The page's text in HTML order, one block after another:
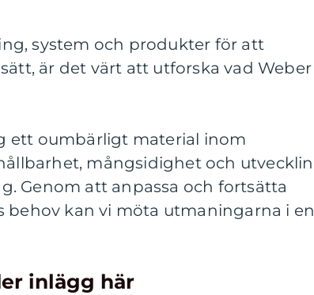
system och produkter för att
är det värt att utforska vad Weber
ett oumbärligt material inom
mångsidighet och
Genom att anpassa och fortsätta
kan vi möta utmaningarna i
inlägg här